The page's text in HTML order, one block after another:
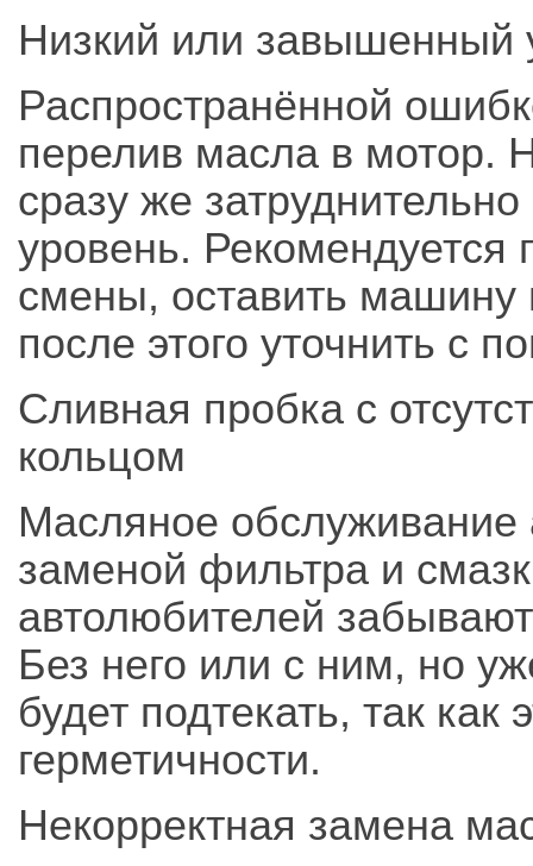
Низкий или завышенный
Распространённой
перелив масла в мотор.
сразу же
уровень. Рекомендуется
смены, оставить машину
после этого уточнить с
Сливная пробка с
кольцом
Масляное обслуживание
заменой фильтра и
автолюбителей
Без него или с ним, но
будет подтекать, так
герметичности.
Некорректная замена